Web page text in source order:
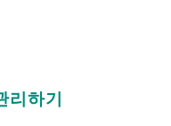
하기